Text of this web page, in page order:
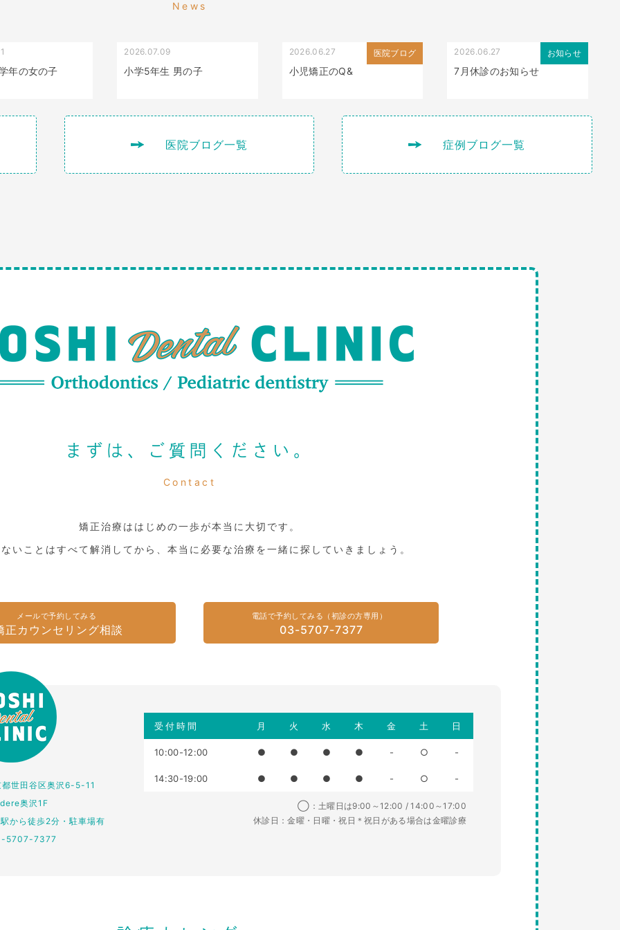
News
年の女の子
2026.07.09
小学5年生 男の子
医院ブログ
2026.06.27
小児矯正のQ&
お知らせ
2026.06.27
7月休診のお知らせ
医院ブログ一覧 症例ブログ一覧
まずは、ご質問ください。
Contact
矯正治療ははじめの一歩が本当に大切です。
いことはすべて解消してから、本当に必要な治療を一緒に探していきましょう。
メールで予約してみる
正カウンセリング相談
電話で予約してみる（初診の方専用）
03-5707-7377
世田谷区奥沢6-5-11
奥沢1F
から徒歩2分・駐車場有
5707-7377
受付時間 月 火 水 木 金 土 日
10:00-12:00 ● ● ● ● - ○ -
14:30-19:00 ● ● ● ● - ○ -
◯：土曜日は9:00～12:00 / 14:00～17:00
休診日：金曜・日曜・祝日＊祝日がある場合は金曜診療